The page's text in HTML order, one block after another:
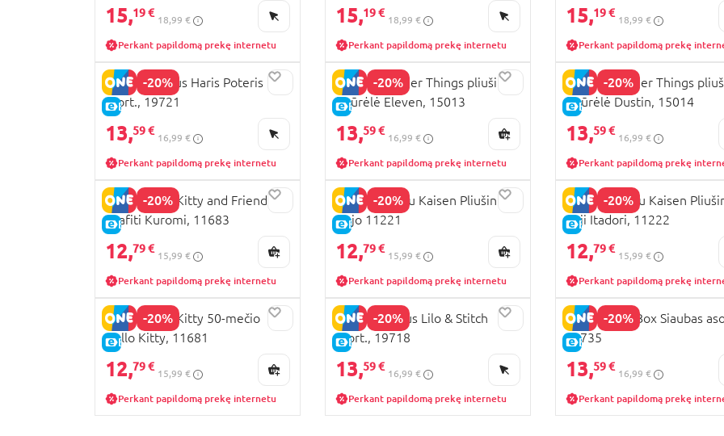
15,19 €
18,99 €
Perkant papildomą prekę internetu
15,19 €
18,99 €
Perkant papildomą prekę internetu
15,19 €
18,99 €
Perkant papildomą prekę
-20%
E-KAINA
YUME Herojus Haris Poteris
asort., 19721
13,59 €
16,99 €
Perkant papildomą prekę internetu
-20%
E-KAINA
YUME Stranger Things pliušinė
figūrėlė Eleven, 15013
13,59 €
16,99 €
Perkant papildomą prekę internetu
-20%
E-KAINA
YUME Stranger Things
figūrėlė Dustin, 15014
13,59 €
16,99 €
Perkant papildomą prekę
-20%
E-KAINA
YUME Hello Kitty and Friends
Grafiti Kuromi, 11683
12,79 €
15,99 €
Perkant papildomą prekę internetu
-20%
E-KAINA
YUME Jujutsu Kaisen Pliušinis
Gojo 11221
12,79 €
15,99 €
Perkant papildomą prekę internetu
-20%
E-KAINA
YUME Jujutsu Kaisen
Yuji Itadori, 11222
12,79 €
15,99 €
Perkant papildomą prekę
-20%
E-KAINA
YUME Hello Kitty 50-mečio
Hello Kitty, 11681
12,79 €
15,99 €
Perkant papildomą prekę internetu
-20%
E-KAINA
YUME Herojus Lilo & Stitch
asort., 19718
13,59 €
16,99 €
Perkant papildomą prekę internetu
-20%
E-KAINA
YUME Hero Box Siaubas
19735
13,59 €
16,99 €
Perkant papildomą prekę